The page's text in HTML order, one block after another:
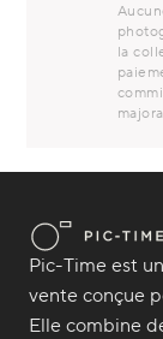
la
Pic-Time est
vente conçue
Elle combine